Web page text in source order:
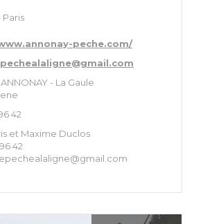
peche.com/
- La Gaule
42
et Maxime Duclos
42